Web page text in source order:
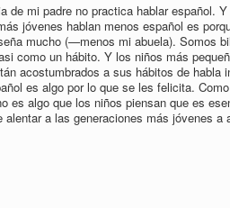
de mi padre no practica hablar español.
jóvenes hablan menos español es
mucho (—menos mi abuela). Somos
como un hábito. Y los niños más
acostumbrados a sus hábitos de
es algo por lo que se les felicita.
es algo que los niños piensan que es
alentar a las generaciones más jóvenes a